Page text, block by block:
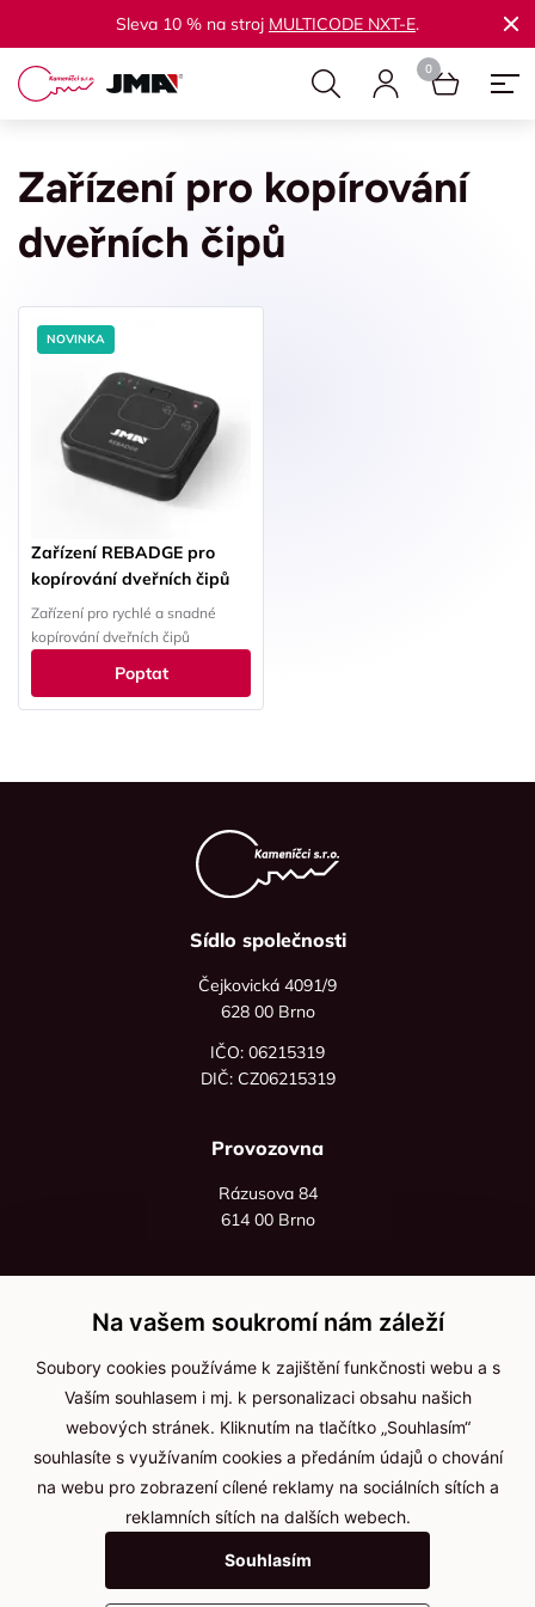
Sleva 10 % na stroj MULTICODE NXT-E.
Zařízení pro kopírování
dveřních čipů
NOVINKA
Zařízení REBADGE pro
kopírování dveřních čipů
Zařízení pro rychlé a snadné
kopírování dveřních čipů
Poptat
Sídlo společnosti
Čejkovická 4091/9
628 00 Brno
IČO: 06215319
DIČ: CZ06215319
Provozovna
Rázusova 84
614 00 Brno
+420 736 535 066
Po - pá: 8:00 - 16:00
info@jma-kam.cz
Důležité informace
Ochrana osobních údajů
Cookies
Na vašem soukromí nám záleží
Soubory cookies používáme k zajištění funkčnosti webu a s
Vaším souhlasem i mj. k personalizaci obsahu našich
webových stránek. Kliknutím na tlačítko „Souhlasím“
souhlasíte s využívaním cookies a předáním údajů o chování
na webu pro zobrazení cílené reklamy na sociálních sítích a
reklamních sítích na dalších webech.
Souhlasím